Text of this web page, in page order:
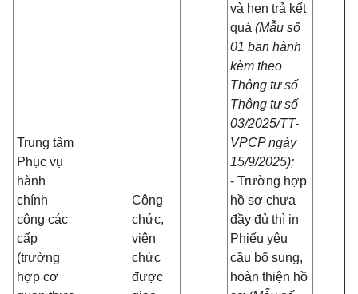
Trung tâm
Phục vụ
hành
chính
công các
cấp
(trường
hợp cơ
Công
chức,
viên
chức
được
và hẹn trả kết
quả (Mẫu số
01 ban hành
kèm theo
Thông tư số
Thông tư số
03/2025/TT-
VPCP ngày
15/9/2025);
- Trường hợp
hồ sơ chưa
đầy đủ thì in
Phiếu yêu
cầu bổ sung,
hoàn thiện hồ